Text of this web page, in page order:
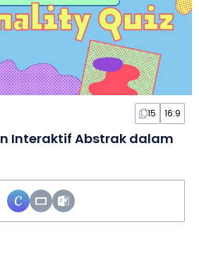
15 16:9
Interaktif Abstrak dalam